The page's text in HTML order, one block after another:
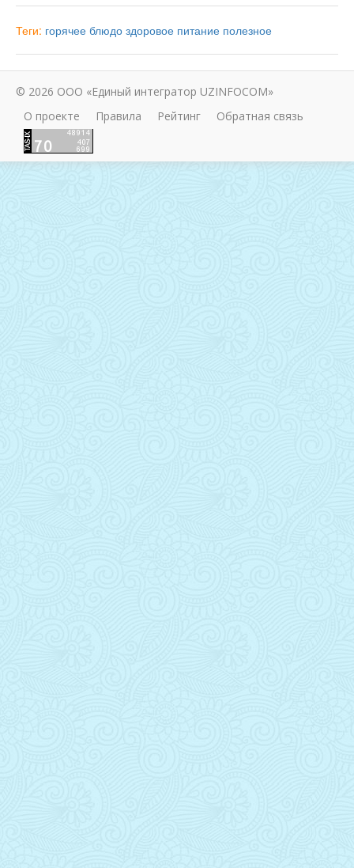
Теги: горячее блюдо здоровое питание полезное
© 2026 ООО «Единый интегратор UZINFOCOM»
О проекте
Правила Рейтинг Обратная связь